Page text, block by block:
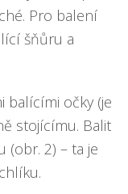
Pro balení
šňůru a
balícími očky (je
stojícímu. Balit
(obr. 2) – ta je